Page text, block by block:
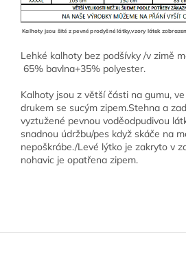
Kalhoty jsou šité z pevné prodyšné látky,vzory látek
Lehké kalhoty bez podšívky /v zimě
65% bavlna+35% polyester.
Kalhoty jsou z větší části na gumu,
drukem se sucým zipem.Stehna a
vyztužené pevnou voděodpudivou
snadnou údržbu/pes když skáče na
nepoškrábe./Levé lýtko je zakryto v
nohavic je opatřena zipem.
Z